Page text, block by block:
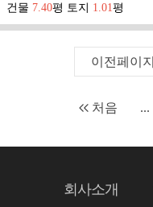
건물 7.40평 토지 1.01평
이전페이지
처음 ...
회사소개